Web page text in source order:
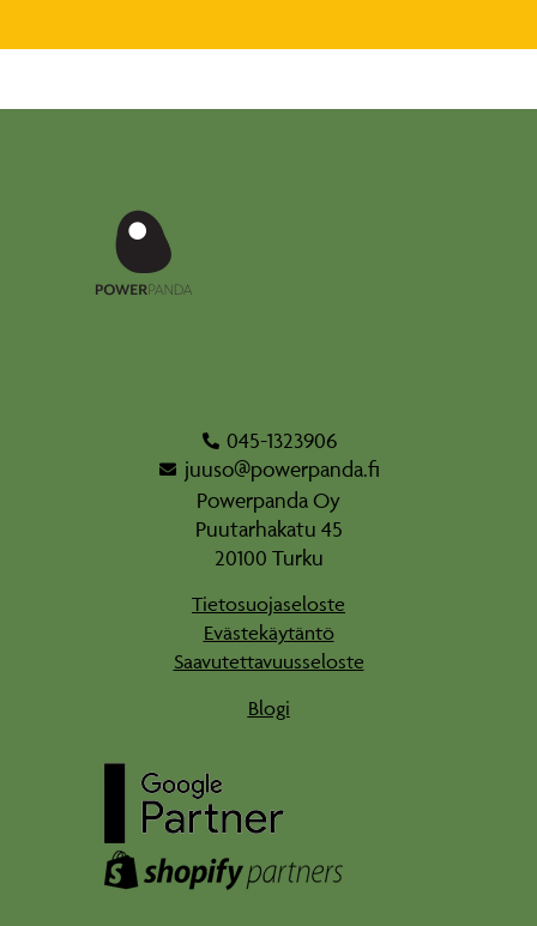
045-1323906
juuso@powerpanda.fi
Powerpanda Oy
Puutarhakatu 45
20100 Turku
Tietosuojaseloste
Evästekäytäntö
Saavutettavuusseloste
Blogi